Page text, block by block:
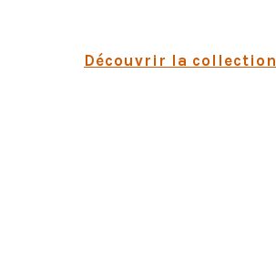
Découvrir la collection